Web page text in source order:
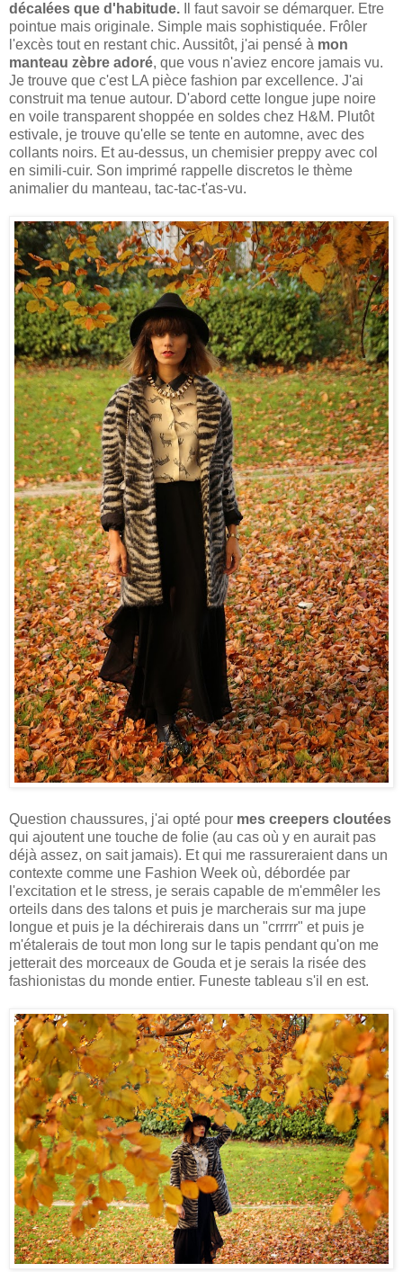
décalées que d'habitude. Il faut savoir se démarquer. Etre
pointue mais originale. Simple mais sophistiquée. Frôler
l'excès tout en restant chic. Aussitôt, j'ai pensé à mon
manteau zèbre adoré, que vous n'aviez encore jamais vu.
Je trouve que c'est LA pièce fashion par excellence. J'ai
construit ma tenue autour. D'abord cette longue jupe noire
en voile transparent shoppée en soldes chez H&M. Plutôt
estivale, je trouve qu'elle se tente en automne, avec des
collants noirs. Et au-dessus, un chemisier preppy avec col
en simili-cuir. Son imprimé rappelle discretos le thème
animalier du manteau, tac-tac-t'as-vu.
Question chaussures, j'ai opté pour mes creepers cloutées
qui ajoutent une touche de folie (au cas où y en aurait pas
déjà assez, on sait jamais). Et qui me rassureraient dans un
contexte comme une Fashion Week où, débordée par
l'excitation et le stress, je serais capable de m'emmêler les
orteils dans des talons et puis je marcherais sur ma jupe
longue et puis je la déchirerais dans un "crrrrr" et puis je
m'étalerais de tout mon long sur le tapis pendant qu'on me
jetterait des morceaux de Gouda et je serais la risée des
fashionistas du monde entier. Funeste tableau s'il en est.